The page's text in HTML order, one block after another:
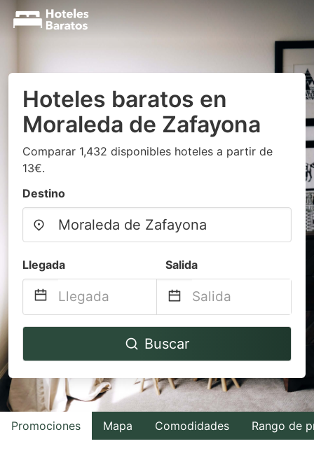
Hoteles baratos en
Moraleda de Zafayona
Comparar 1,432 disponibles hoteles a partir de
13€.
Destino
Llegada Salida
Navigate
to
interact
with
the
Navigate
to
interact
with
the
Buscar
Promociones Mapa Comodidades Rango de